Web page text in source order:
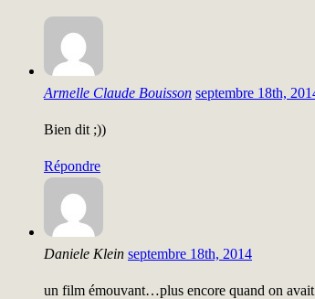
Armelle Claude Bouisson septembre 18th,
Bien dit ;))
Répondre
Daniele Klein septembre 18th, 2014
un film émouvant…plus encore quand on